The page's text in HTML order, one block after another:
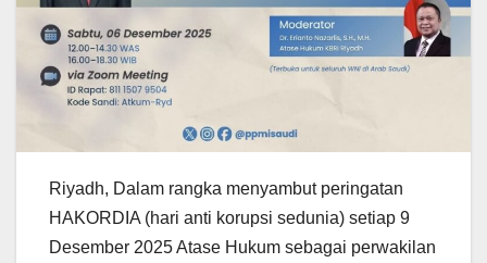
Riyadh, Dalam rangka menyambut peringatan
HAKORDIA (hari anti korupsi sedunia) setiap 9
Desember 2025 Atase Hukum sebagai perwakilan